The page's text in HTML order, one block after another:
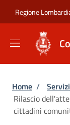
Regione
Briciole
Home / Servizi
Rilascio
cittadini